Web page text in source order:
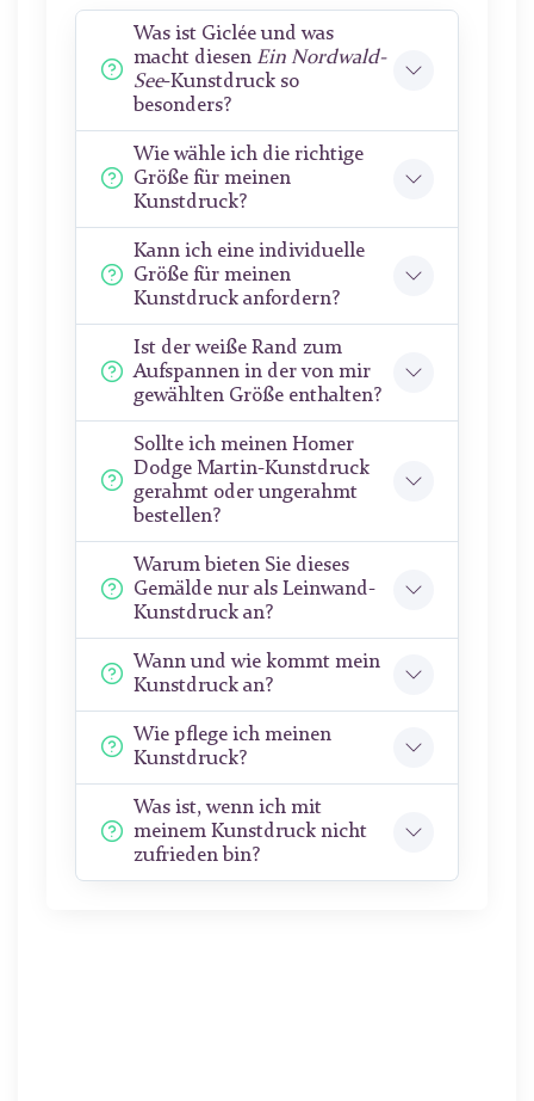
Was ist Giclée und was
macht diesen Ein Nordwald-
See-Kunstdruck so
besonders?
Wie wähle ich die richtige
Größe für meinen
Kunstdruck?
Kann ich eine individuelle
Größe für meinen
Kunstdruck anfordern?
Ist der weiße Rand zum
Aufspannen in der von mir
gewählten Größe enthalten?
Sollte ich meinen Homer
Dodge Martin-Kunstdruck
gerahmt oder ungerahmt
bestellen?
Warum bieten Sie dieses
Gemälde nur als Leinwand-
Kunstdruck an?
Wann und wie kommt mein
Kunstdruck an?
Wie pflege ich meinen
Kunstdruck?
Was ist, wenn ich mit
meinem Kunstdruck nicht
zufrieden bin?